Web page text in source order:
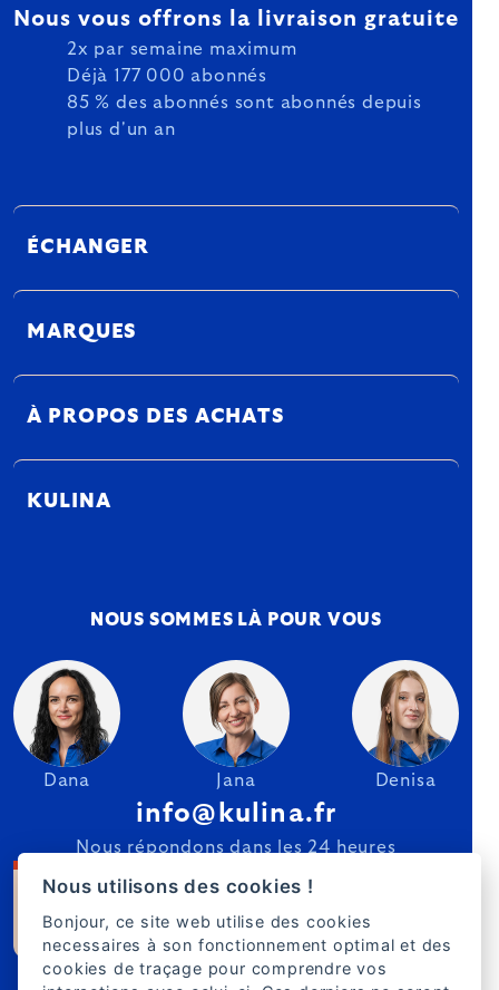
Nous vous offrons la livraison gratuite
2x par semaine maximum
Déjà 177 000 abonnés
85 % des abonnés sont abonnés depuis
plus d'un an
ÉCHANGER
MARQUES
À PROPOS DES ACHATS
KULINA
NOUS SOMMES LÀ POUR VOUS
Dana Jana Denisa
info@kulina.fr
Nous répondons dans les 24 heures
Nous utilisons des cookies !
Bonjour, ce site web utilise des cookies
necessaires à son fonctionnement optimal et des
cookies de traçage pour comprendre vos